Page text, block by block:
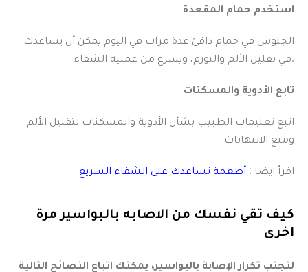
استخدم حمام المقعدة
الجلوس في حمام دافئ عدة مرات في اليوم يمكن أن يساعدك
في تقليل الألم والتورم، ويسرع من عملية الشفاء.
تابع الأدوية والمسكنات
اتبع تعليمات الطبيب بشأن الأدوية والمسكنات لتقليل الألم
ومنع الالتهابات
اقرأ ايضا : أطعمة تساعدك على الشفاء السريع
كيف تقي نفسك من الاصابه بالبواسير مرة
اخرى
لتجنب تكرار الإصابة بالبواسير، يمكنك اتباع النصائح التالية